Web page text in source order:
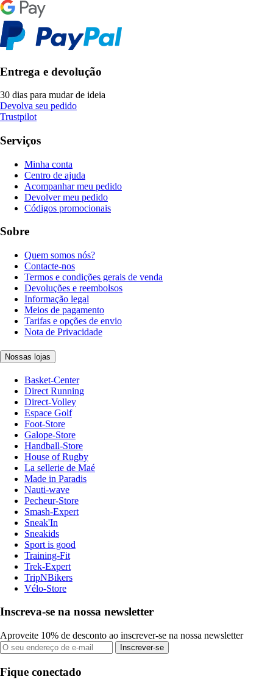
Entrega e devolução
30 dias para mudar de ideia
Devolva seu pedido
Trustpilot
Serviços
Minha conta
Centro de ajuda
Acompanhar meu pedido
Devolver meu pedido
Códigos promocionais
Sobre
Quem somos nós?
Contacte-nos
Termos e condições gerais de venda
Devoluções e reembolsos
Informação legal
Meios de pagamento
Tarifas e opções de envio
Nota de Privacidade
Nossas lojas
Basket-Center
Direct Running
Direct-Volley
Espace Golf
Foot-Store
Galope-Store
Handball-Store
House of Rugby
La sellerie de Maé
Made in Paradis
Nauti-wave
Pecheur-Store
Smash-Expert
Sneak'In
Sneakids
Sport is good
Training-Fit
Trek-Expert
TripNBikers
Vélo-Store
Inscreva-se na nossa newsletter
Aproveite 10% de desconto ao inscrever-se na nossa newsletter
Inscrever-se
Fique conectado